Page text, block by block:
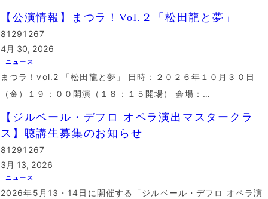
【公演情報】まつラ！Vol.２「松田龍と夢」
81291267
4月 30, 2026
ニュース
まつラ！vol.2 「松田龍と夢」 日時：２０２６年１０月３０日
（金）１９：００開演（１８：１５開場） 会場：…
【ジルベール・デフロ オペラ演出マスタークラ
ス】聴講生募集のお知らせ
81291267
3月 13, 2026
ニュース
2026年5月13・14日に開催する「ジルベール・デフロ オペラ演